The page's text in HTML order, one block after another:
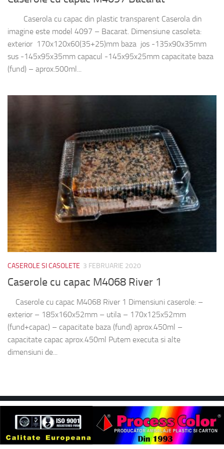
Caserola cu capac din plastic transparent Caserola din
imagine este model 4097 – Bacarat. Dimensiune casoleta:
exterior 170x120x60(35+25)mm baza jos -135x90x35mm
sus -145x95x35mm capacul -145x95x25mm capacitate baza
(fund) – aprox.500ml...
CASEROLE SI CASOLETE 3 FEBRUARIE 2020
Caserole cu capac M4068 River 1
Caserole cu capac M4068 River 1 Dimensiuni caserole: –
exterior – 185x160x52mm – utila – 170x125x52mm
(fund+capac) – capacitate baza (fund) aprox.450ml –
capacitate capac aprox.450ml Putem executa si alte
dimensiuni de...